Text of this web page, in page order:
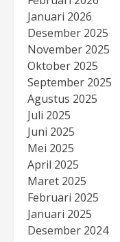
Januari 2026
Desember 2025
November 2025
Oktober 2025
September 2025
Agustus 2025
Juli 2025
Juni 2025
Mei 2025
April 2025
Maret 2025
Februari 2025
Januari 2025
Desember 2024